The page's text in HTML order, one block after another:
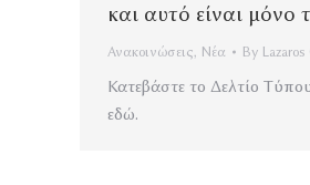
και αυτό είναι
Ανακοινώσεις, Νέα By Lazaros
Κατεβάστε το Δελτίο
εδώ.